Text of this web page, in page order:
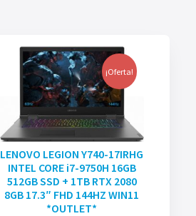
¡Oferta!
LENOVO LEGION Y740-17IRHG
INTEL CORE i7-9750H 16GB
512GB SSD + 1TB RTX 2080
8GB 17.3″ FHD 144HZ WIN11
*OUTLET*